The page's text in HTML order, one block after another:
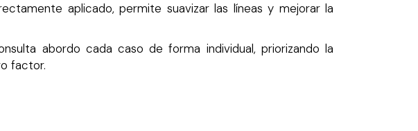
aplicado, permite suavizar las líneas y mejorar la
abordo cada caso de forma individual, priorizando la
factor.